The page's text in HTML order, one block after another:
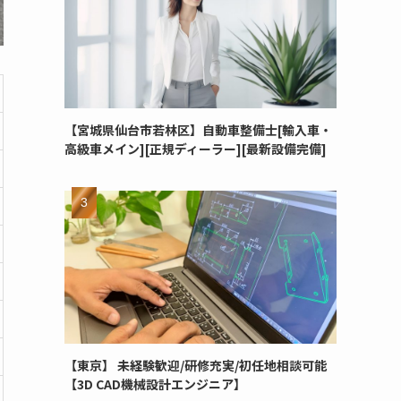
【宮城県仙台市若林区】自動車整備士[輸入車・
高級車メイン][正規ディーラー][最新設備完備]
【東京】 未経験歓迎/研修充実/初任地相談可能
【3D CAD機械設計エンジニア】